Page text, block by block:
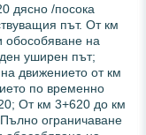
дясно /посока
път. От км
обособяване на
уширен път;
движението от км
по временно
От км 3+620 до км
ограничаване